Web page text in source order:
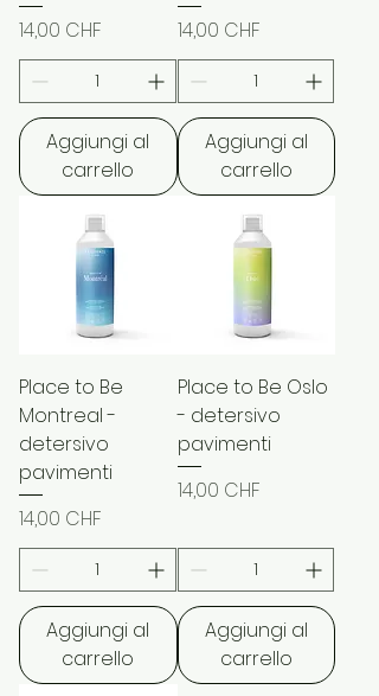
Prezzo
14,00 CHF
Aggiungi al
carrello
Prezzo
14,00 CHF
Aggiungi al
carrello
Place to Be
Montreal -
detersivo
pavimenti
Prezzo
14,00 CHF
Aggiungi al
carrello
Place to Be Oslo
- detersivo
pavimenti
Prezzo
14,00 CHF
Aggiungi al
carrello